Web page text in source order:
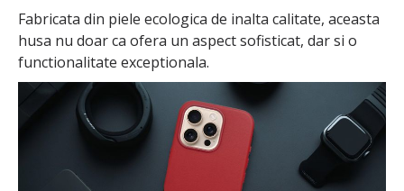
Fabricata din piele ecologica de inalta calitate, aceasta
husa nu doar ca ofera un aspect sofisticat, dar si o
functionalitate exceptionala.